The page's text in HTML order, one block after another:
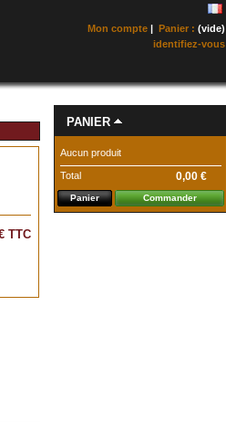
Mon compte | Panier : (vide)
identifiez-vous
TTC
PANIER
Aucun produit
Total 0,00 €
Panier Commander